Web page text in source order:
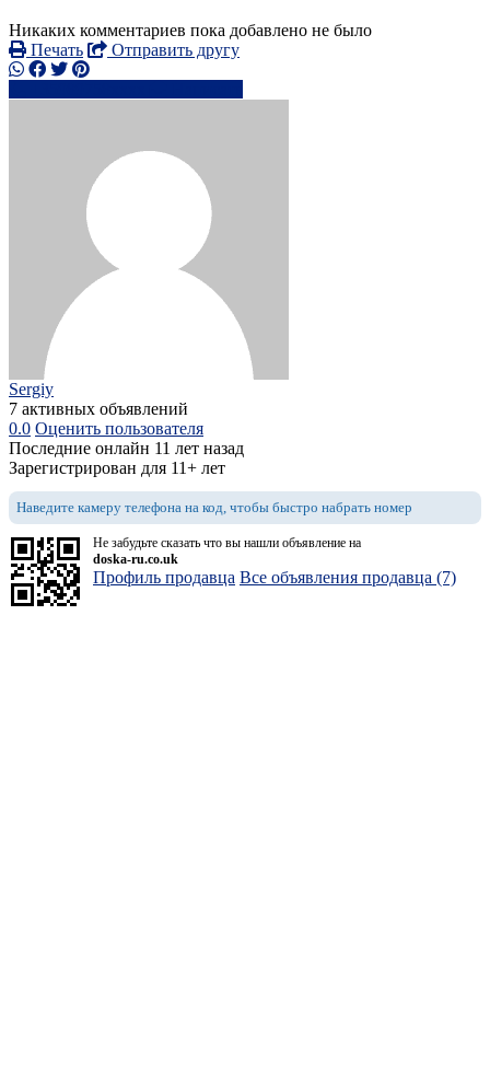
Никаких комментариев пока добавлено не было
Печать
Отправить другу
Sergiy
7 активных объявлений
0.0 Оценить пользователя
Последние онлайн 11 лет назад
Зарегистрирован для 11+ лет
Наведите камеру телефона на код, чтобы быстро набрать номер
Не забудьте сказать что вы нашли объявление на
doska-ru.co.uk
Профиль продавца Все объявления продавца (7)